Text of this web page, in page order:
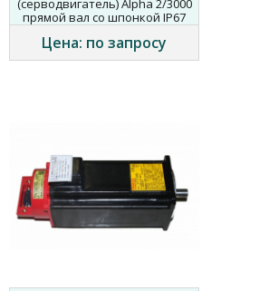
(серводвигатель) Alpha 2/3000
прямой вал со шпонкой IP67
Цена: по запросу